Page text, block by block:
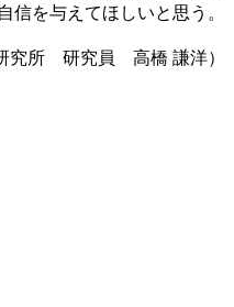
信を与えてほしいと思う。
究所 研究員 高橋 謙洋）